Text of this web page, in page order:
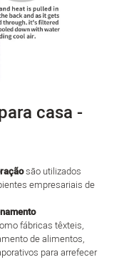
casa -
são utilizados
empresariais de
fábricas têxteis,
de alimentos,
para arrefecer